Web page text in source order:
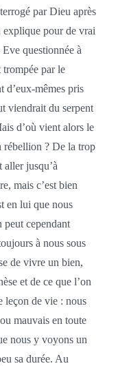
par Dieu après
explique pour de vrai
questionnée à
par le
d’eux-mêmes pris
viendrait du serpent
d’où vient alors le
rébellion ? De la trop
aller jusqu’à
mais c’est bien
en lui que nous
peut cependant
à nous sous
de vivre un bien,
et de ce que l’on
leçon de vie : nous
mauvais en toute
nous y voyons un
sa durée. Au